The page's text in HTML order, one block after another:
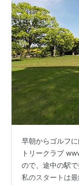
早朝からゴルフ
トリークラブ
ので、途中の駅
私のスタートは